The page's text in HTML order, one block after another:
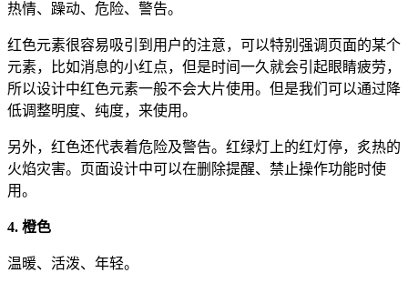
热情、躁动、危险、警告。
红色元素很容易吸引到用户的注意，可以特别强调页面的某个
元素，比如消息的小红点，但是时间一久就会引起眼睛疲劳，
所以设计中红色元素一般不会大片使用。但是我们可以通过降
低调整明度、纯度，来使用。
另外，红色还代表着危险及警告。红绿灯上的红灯停，炙热的
火焰灾害。页面设计中可以在删除提醒、禁止操作功能时使
用。
4. 橙色
温暖、活泼、年轻。